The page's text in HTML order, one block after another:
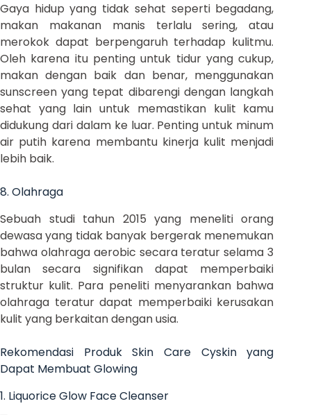
Gaya hidup yang tidak sehat seperti begadang,
makan makanan manis terlalu sering, atau
merokok dapat berpengaruh terhadap kulitmu.
Oleh karena itu penting untuk tidur yang cukup,
makan dengan baik dan benar, menggunakan
sunscreen yang tepat dibarengi dengan langkah
sehat yang lain untuk memastikan kulit kamu
didukung dari dalam ke luar. Penting untuk minum
air putih karena membantu kinerja kulit menjadi
lebih baik.
8. Olahraga
Sebuah studi tahun 2015 yang meneliti orang
dewasa yang tidak banyak bergerak menemukan
bahwa olahraga aerobic secara teratur selama 3
bulan secara signifikan dapat memperbaiki
struktur kulit. Para peneliti menyarankan bahwa
olahraga teratur dapat memperbaiki kerusakan
kulit yang berkaitan dengan usia.
Rekomendasi Produk Skin Care Cyskin yang
Dapat Membuat Glowing
1. Liquorice Glow Face Cleanser